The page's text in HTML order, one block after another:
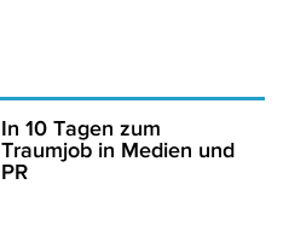
In 10 Tagen zum
Traumjob in Medien und
PR